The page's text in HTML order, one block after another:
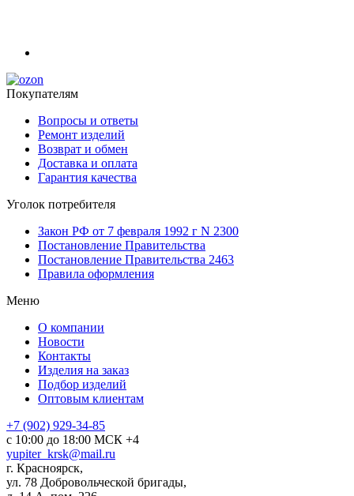
Покупателям
Вопросы и ответы
Ремонт изделий
Возврат и обмен
Доставка и оплата
Гарантия качества
Уголок потребителя
Закон РФ от 7 февраля 1992 г N 2300
Постановление Правительства
Постановление Правительства 2463
Правила оформления
Меню
О компании
Новости
Контакты
Изделия на заказ
Подбор изделий
Оптовым клиентам
+7 (902) 929-34-85
с 10:00 до 18:00 МСК +4
yupiter_krsk@mail.ru
г. Красноярск,
ул. 78 Добровольческой бригады,